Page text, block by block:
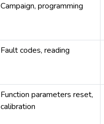
Campaign, programming
Fault codes, reading
Function parameters reset,
calibration